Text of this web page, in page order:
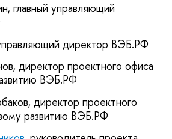
главный управляющий
директор ВЭБ.РФ
директор проектного офиса
ВЭБ.РФ
директор проектного
развитию ВЭБ.РФ